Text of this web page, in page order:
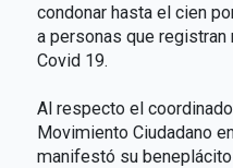
condonar hasta el cien
a personas que
Covid 19.
Al respecto el
Movimiento Ciudadano
manifestó su